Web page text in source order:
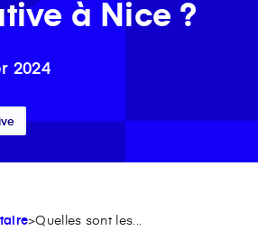
à Nice ?
2024
>Quelles sont les...